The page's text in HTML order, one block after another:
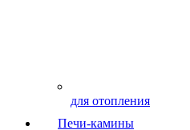
для отопления
Печи-камины